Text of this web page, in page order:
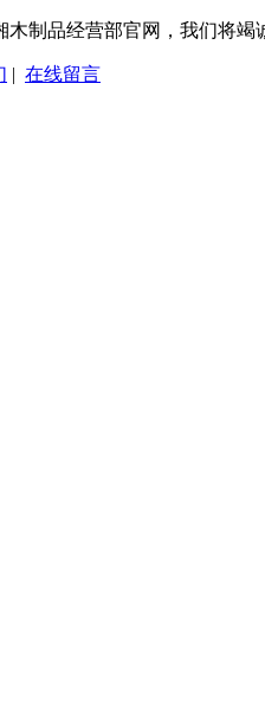
木制品经营部官网，我们将竭
| 在线留言